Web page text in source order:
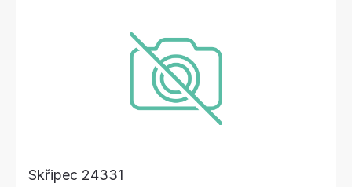
Skřipec 24331